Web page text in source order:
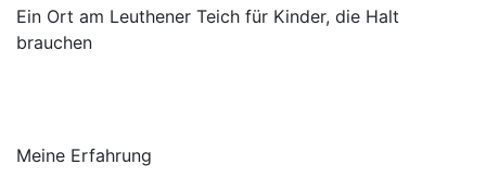
Ein Ort am Leuthener Teich für Kinder, die Halt
brauchen
Meine Erfahrung